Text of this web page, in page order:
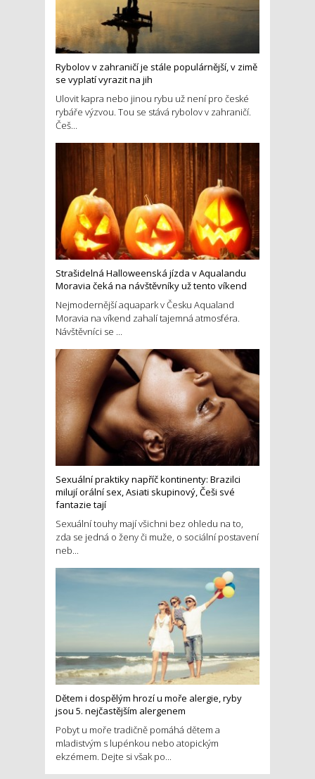
Rybolov v zahraničí je stále populárnější, v zimě
se vyplatí vyrazit na jih
Ulovit kapra nebo jinou rybu už není pro české
rybáře výzvou. Tou se stává rybolov v zahraničí.
Češ...
Strašidelná Halloweenská jízda v Aqualandu
Moravia čeká na návštěvníky už tento víkend
Nejmodernější aquapark v Česku Aqualand
Moravia na víkend zahalí tajemná atmosféra.
Návštěvníci se ...
Sexuální praktiky napříč kontinenty: Brazilci
milují orální sex, Asiati skupinový, Češi své
fantazie tají
Sexuální touhy mají všichni bez ohledu na to,
zda se jedná o ženy či muže, o sociální postavení
neb...
Dětem i dospělým hrozí u moře alergie, ryby
jsou 5. nejčastějším alergenem
Pobyt u moře tradičně pomáhá dětem a
mladistvým s lupénkou nebo atopickým
ekzémem. Dejte si však po...